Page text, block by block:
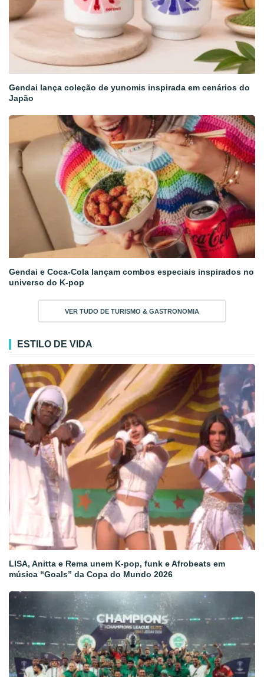
Gendai lança coleção de yunomis inspirada em cenários do
Japão
Gendai e Coca-Cola lançam combos especiais inspirados no
universo do K-pop
VER TUDO DE TURISMO & GASTRONOMIA
ESTILO DE VIDA
LISA, Anitta e Rema unem K-pop, funk e Afrobeats em
música “Goals” da Copa do Mundo 2026